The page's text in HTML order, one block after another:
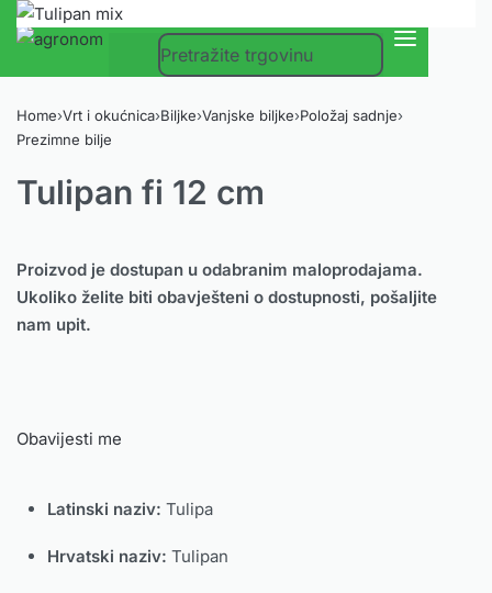
Home›Vrt i okućnica›Biljke›Vanjske biljke›Položaj sadnje›
Prezimne bilje
Tulipan fi 12 cm
Proizvod je dostupan u odabranim maloprodajama.
Ukoliko želite biti obavješteni o dostupnosti, pošaljite
nam upit.
Obavijesti me
Latinski naziv: Tulipa
Hrvatski naziv: Tulipan